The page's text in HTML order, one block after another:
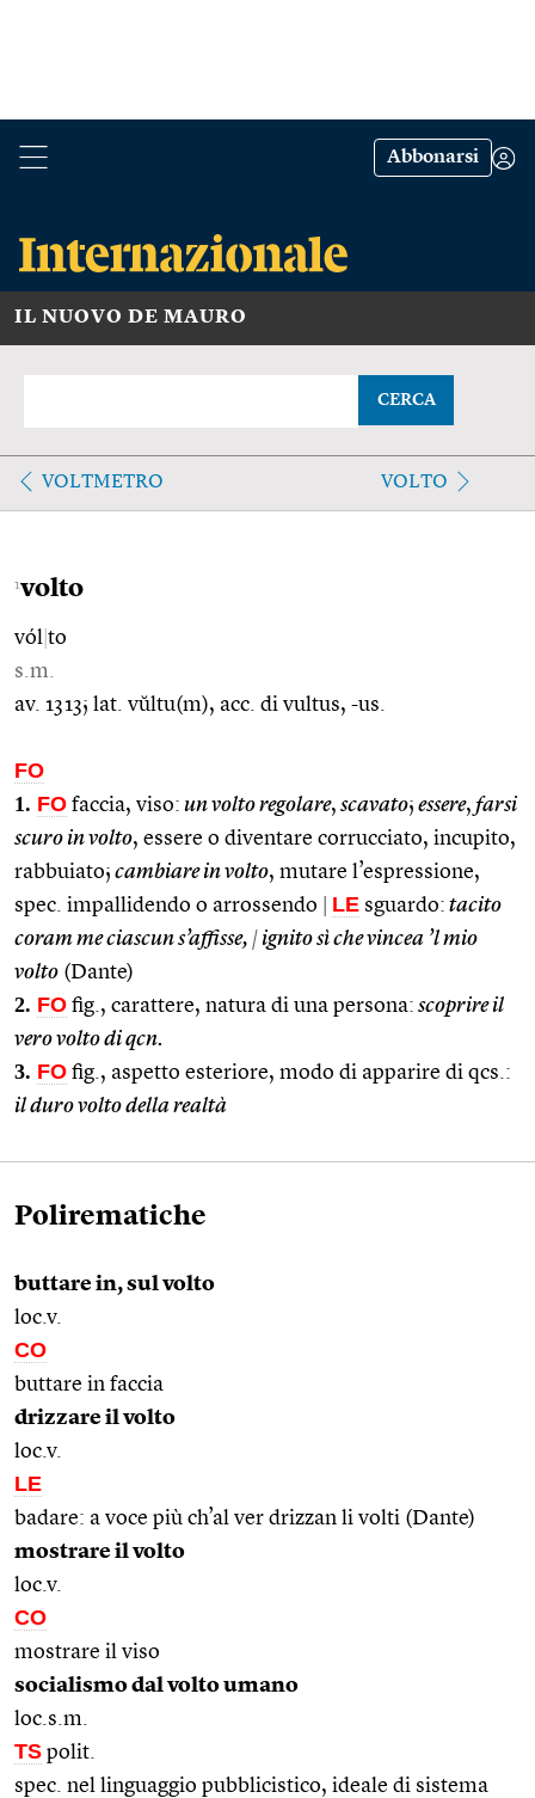
Abbonarsi
IL NUOVO DE MAURO
CERCA
VOLTMETRO VOLTO
1volto
vól to
s.m.
av. 1313; lat. vŭltu(m), acc. di vultus, -us.
FO
1. FO faccia, viso: un volto regolare, scavato; essere, farsi
scuro in volto, essere o diventare corrucciato, incupito,
rabbuiato; cambiare in volto, mutare l’espressione,
spec. impallidendo o arrossendo
LE sguardo: tacito
coram me ciascun s’affisse, | ignito sì che vincea ’l mio
volto (Dante)
2. FO fig., carattere, natura di una persona: scoprire il
vero volto di qcn.
3. FO fig., aspetto esteriore, modo di apparire di qcs.:
il duro volto della realtà
Polirematiche
buttare in, sul volto
loc.v.
CO
buttare in faccia
drizzare il volto
loc.v.
LE
badare: a voce più ch’al ver drizzan li volti (Dante)
mostrare il volto
loc.v.
CO
mostrare il viso
socialismo dal volto umano
loc.s.m.
TS polit.
spec. nel linguaggio pubblicistico, ideale di sistema